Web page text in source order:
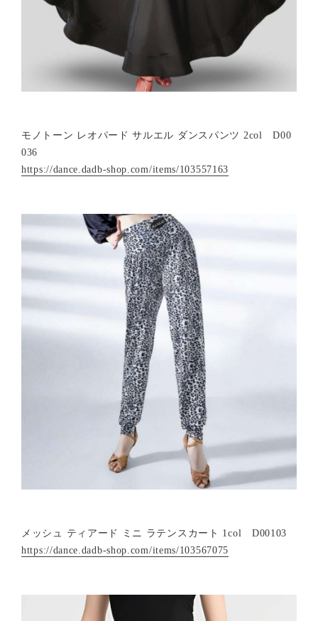
モノトーン レオパード サルエル ダンスパンツ 2col D00
036
https://dance.dadb-shop.com/items/103557163
メッシュ ティアード ミニ ラテンスカート 1col D00103
https://dance.dadb-shop.com/items/103567075